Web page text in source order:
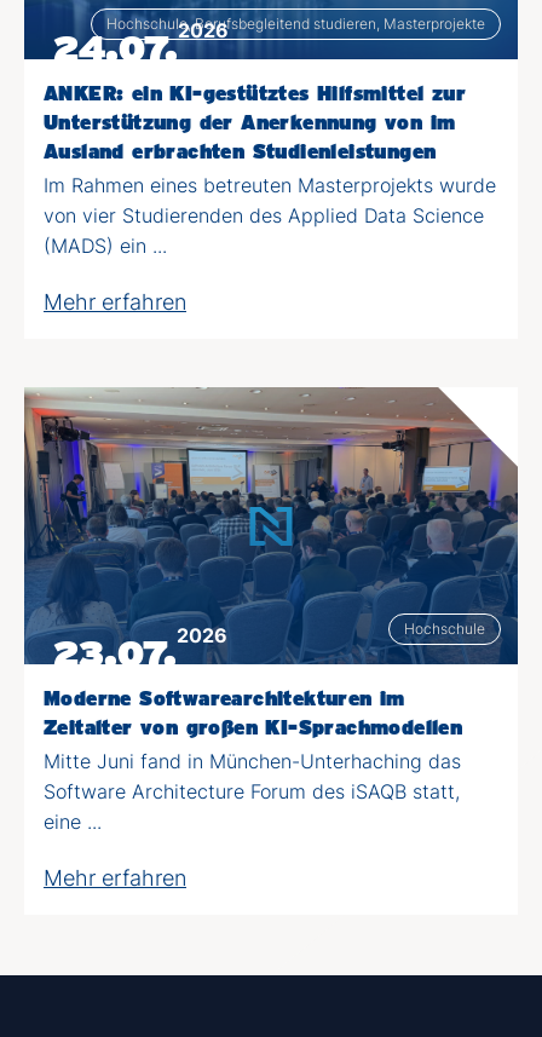
Hochschule, Berufsbegleitend studieren, Masterprojekte
24.07.2026
ANKER: ein KI-gestütztes Hilfsmittel zur
Unterstützung der Anerkennung von im
Ausland erbrachten Studienleistungen
Im Rahmen eines betreuten Masterprojekts wurde
von vier Studierenden des Applied Data Science
(MADS) ein ...
Mehr erfahren
Hochschule
23.07.2026
Moderne Softwarearchitekturen im
Zeitalter von großen KI-Sprachmodellen
Mitte Juni fand in München-Unterhaching das
Software Architecture Forum des iSAQB statt,
eine ...
Mehr erfahren